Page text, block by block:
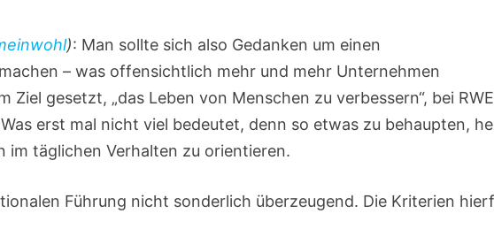
): Man sollte sich also Gedanken um einen
– was offensichtlich mehr und mehr Unternehmen
Ziel gesetzt, „das Leben von Menschen zu verbessern“, bei RWE
erst mal nicht viel bedeutet, denn so etwas zu behaupten,
im täglichen Verhalten zu orientieren.
Führung nicht sonderlich überzeugend. Die Kriterien